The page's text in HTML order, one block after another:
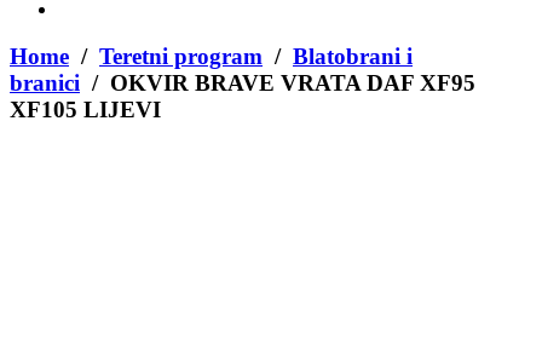
Home / Teretni program / Blatobrani i
branici / OKVIR BRAVE VRATA DAF XF95
XF105 LIJEVI